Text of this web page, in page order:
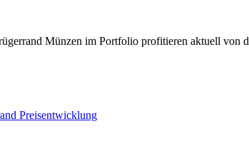
Münzen im Portfolio profitieren aktuell von
Preisentwicklung